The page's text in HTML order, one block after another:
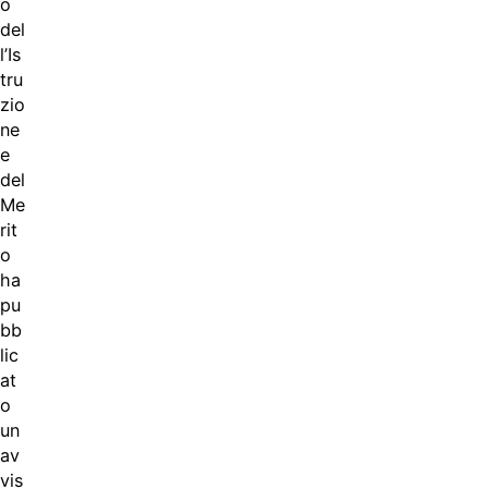
o
del
l’Is
tru
zio
ne
e
del
Me
rit
o
ha
pu
bb
lic
at
o
un
av
vis